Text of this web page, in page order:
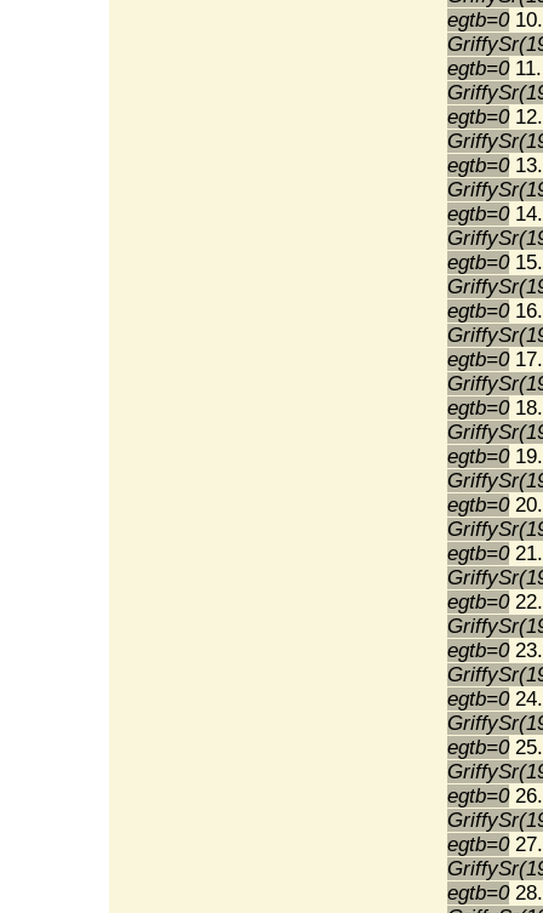
egtb=010.
egtb=011.
egtb=012.
egtb=013.
egtb=014.
egtb=015.
egtb=016.
egtb=017.
egtb=018.
egtb=019.
egtb=020.
egtb=021.
egtb=022.
egtb=023.
egtb=024.
egtb=025.
egtb=026.
egtb=027.
egtb=028.